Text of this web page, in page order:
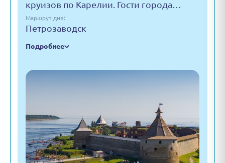
круизов по Карелии. Гости города…
Маршрут дня:
Петрозаводск
Подробнее